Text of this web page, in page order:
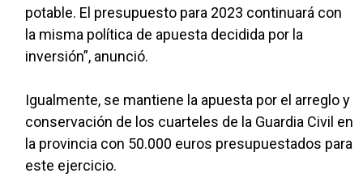
potable. El presupuesto para 2023 continuará con
la misma política de apuesta decidida por la
inversión”, anunció.
Igualmente, se mantiene la apuesta por el arreglo y
conservación de los cuarteles de la Guardia Civil en
la provincia con 50.000 euros presupuestados para
este ejercicio.